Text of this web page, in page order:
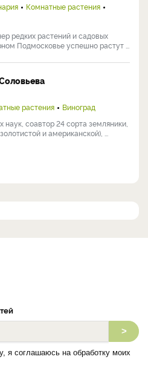
Комнатные растения
редких растений и садовых
Подмосковье успешно растут ...
растения
Виноград
наук, соавтор 24 сорта земляники,
и американской), ...
>
я соглашаюсь на обработку моих